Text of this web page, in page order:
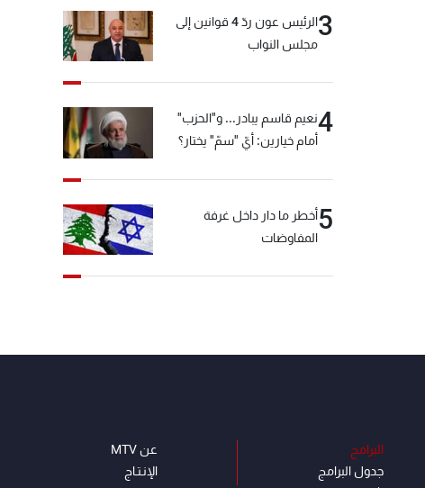
3
الرئيس عون ردّ 4 قوانين إلى
مجلس النواب
4نعيم قاسم يبادر... و"الحزب"
أمام خيارين: أيّ "سمّ" يختار؟
5أخطر ما دار داخل غرفة
المفاوضات
البرامج
جدول البرامج
عن MTV
الإنـتـاج